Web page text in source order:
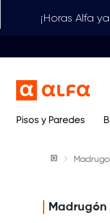
¡Horas Alfa
Pisos y Paredes
Madrugón